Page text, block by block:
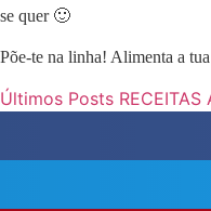
se quer 🙂
Põe-te na linha! Alimenta a
Últimos Posts RECEITAS